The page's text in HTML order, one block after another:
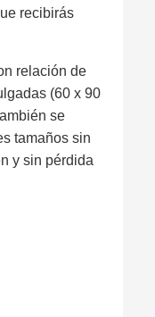
recibirás
relación de
(60 x 90
se
tamaños sin
y sin pérdida